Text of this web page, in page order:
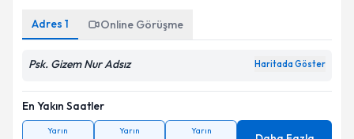
Adres 1 Online Görüşme
Psk. Gizem Nur Adsız Haritada Göster
En Yakın Saatler
Yarın Yarın Yarın